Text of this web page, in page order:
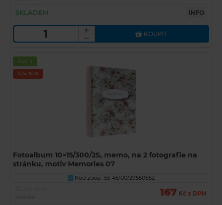
SKLADEM INFO
KOUPIT
Akční
Novinka
Fotoalbum 10×15/300/2S, memo, na 2 fotografie na
stránku, motiv Memories 07
U Kód zboží: 55-45/00/29550652
167 Kč s DPH